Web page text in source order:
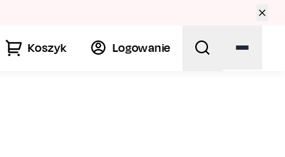
Teatralne Lato w Pałacu Kultury! 🏛️
Koszyk Logowanie